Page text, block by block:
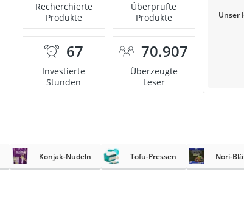
Recherchierte
Produkte
Überprüfte
Produkte
67
Investierte
Stunden
70.907
Überzeugte
Leser
Unser
Konjak-Nudeln Tofu-Pressen Nori-